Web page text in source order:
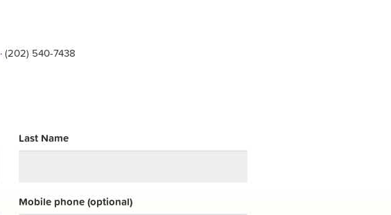
· (202) 540-7438
Last Name
Mobile phone (optional)